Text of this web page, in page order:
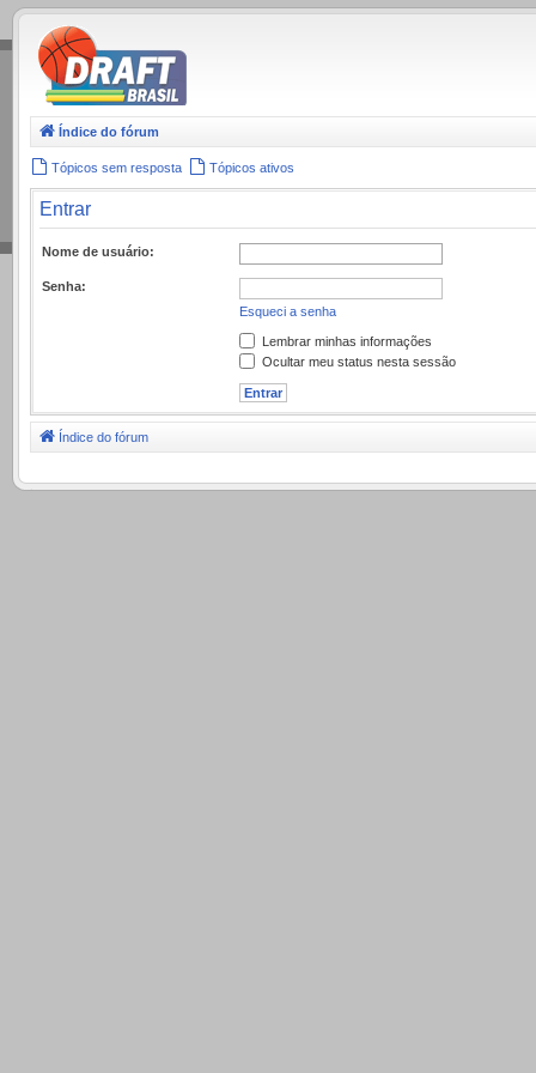
.
Índice do fórum
Tópicos sem resposta Tópicos ativos
Entrar
Nome de usuário:
Senha:
Esqueci a senha
Lembrar minhas informações
Ocultar meu status nesta sessão
Índice do fórum
.